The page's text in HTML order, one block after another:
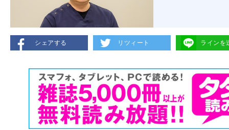
シェアする リツィート ラインを